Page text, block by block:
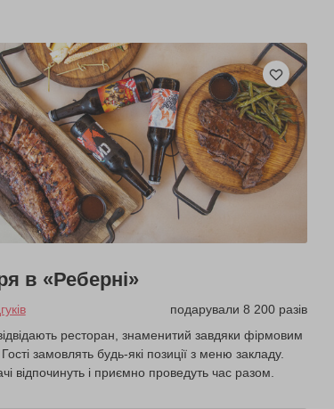
в «Реберні»
подарували 8 200 разів
ресторан, знаменитий завдяки фірмовим
замовлять будь-які позиції з меню закладу.
відпочинуть і приємно проведуть час разом.